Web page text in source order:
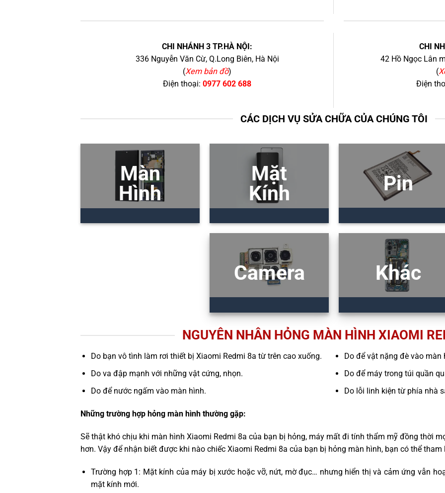
CHI NHÁNH 3 TP.HÀ NỘI:
336 Nguyễn Văn Cừ, Q.Long Biên, Hà Nội
(Xem bản đồ)
Điện thoại: 0977 602 688
CHI
42 Hồ Ngọc Lân
(
Điện
CÁC DỊCH VỤ SỬA CHỮA CỦA CHÚNG TÔI
Màn
Hình
Mặt
Kính
Pin
Camera Khác
NGUYÊN NHÂN HỎNG MÀN HÌNH XIAOMI
Do bạn vô tình làm rơi thiết bị Xiaomi Redmi 8a từ trên cao xuống.
Do va đập mạnh với những vật cứng, nhọn.
Do để nước ngấm vào màn hình.
Do để vật nặng đè vào màn
Do để máy trong túi quần
Do lỗi linh kiện từ phía nhà
Những trường hợp hỏng màn hình thường gặp:
Sẽ thật khó chịu khi màn hình Xiaomi Redmi 8a của bạn bị hỏng, máy mất đi tính thẩm mỹ đồng thời
hơn. Vậy để nhận biết được khi nào chiếc Xiaomi Redmi 8a của bạn bị hỏng màn hình, bạn có thể
Trường hợp 1: Mặt kính của máy bị xước hoặc vỡ, nứt, mờ đục… nhưng hiển thị và cảm ứng vẫn
mặt kính mới.